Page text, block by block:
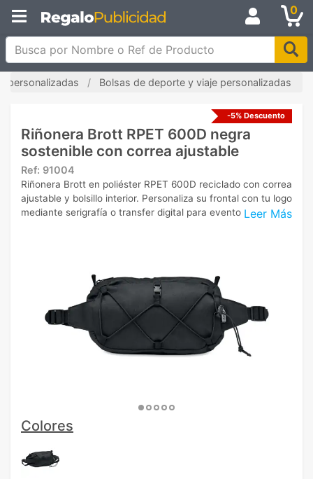
0
Busca por Nombre o Ref de Producto
personalizadas Bolsas de deporte y viaje personalizadas
-5% Descuento
Riñonera Brott RPET 600D negra
sostenible con correa ajustable
Ref: 91004
Leer Más
Riñonera Brott en poliéster RPET 600D reciclado con correa
ajustable y bolsillo interior. Personaliza su frontal con tu logo
mediante serigrafía o transfer digital para eventos.
Colores